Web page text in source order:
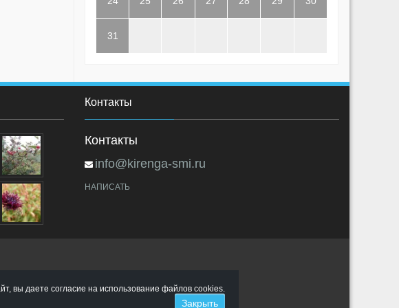
31
Контакты
Контакты
info@kirenga-smi.ru
НАПИСАТЬ
вы даете согласие на использование файлов cookies.